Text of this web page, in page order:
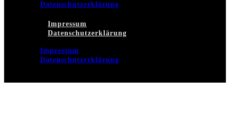
Datenschutzerklärung
Impressum
Datenschutzerklärung
Impressum
Datenschutzerklärung